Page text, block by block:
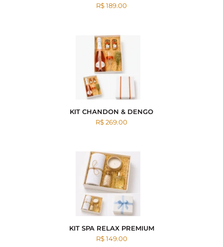
R$ 189.00
KIT CHANDON & DENGO
R$ 269.00
KIT SPA RELAX PREMIUM
R$ 149.00